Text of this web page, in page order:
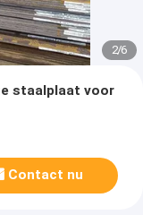
2/6
staalplaat voor
Contact nu